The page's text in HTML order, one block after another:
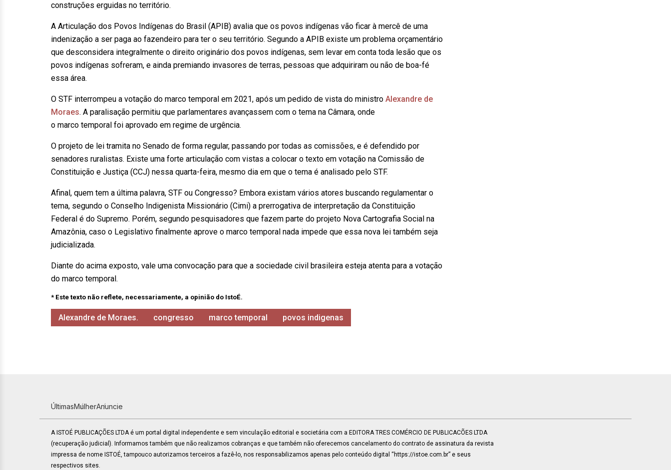
construções erguidas no território.
A Articulação dos Povos Indígenas do Brasil (APIB) avalia que os povos indígenas vão ficar à mercê de uma
indenização a ser paga ao fazendeiro para ter o seu território. Segundo a APIB existe um problema orçamentário
que desconsidera integralmente o direito originário dos povos indígenas, sem levar em conta toda lesão que os
povos indígenas sofreram, e ainda premiando invasores de terras, pessoas que adquiriram ou não de boa-fé
essa área.
O STF interrompeu a votação do marco temporal em 2021, após um pedido de vista do ministro Alexandre de
Moraes. A paralisação permitiu que parlamentares avançassem com o tema na Câmara, onde
o marco temporal foi aprovado em regime de urgência.
O projeto de lei tramita no Senado de forma regular, passando por todas as comissões, e é defendido por
senadores ruralistas. Existe uma forte articulação com vistas a colocar o texto em votação na Comissão de
Constituição e Justiça (CCJ) nessa quarta-feira, mesmo dia em que o tema é analisado pelo STF.
Afinal, quem tem a última palavra, STF ou Congresso? Embora existam vários atores buscando regulamentar o
tema, segundo o Conselho Indigenista Missionário (Cimi) a prerrogativa de interpretação da Constituição
Federal é do Supremo. Porém, segundo pesquisadores que fazem parte do projeto Nova Cartografia Social na
Amazônia, caso o Legislativo finalmente aprove o marco temporal nada impede que essa nova lei também seja
judicializada.
Diante do acima exposto, vale uma convocação para que a sociedade civil brasileira esteja atenta para a votação
do marco temporal.
* Este texto não reflete, necessariamente, a opinião do IstoÉ.
Alexandre de Moraes. congresso marco temporal povos indigenas
ÚltimasMulherAnuncie
A ISTOÉ PUBLICAÇÕES LTDA é um portal digital independente e sem vinculação editorial e societária com a EDITORA TRES COMÉRCIO DE PUBLICACÕES LTDA
(recuperação judicial). Informamos também que não realizamos cobranças e que também não oferecemos cancelamento do contrato de assinatura da revista
impressa de nome ISTOÉ, tampouco autorizamos terceiros a fazê-lo, nos responsabilizamos apenas pelo conteúdo digital “https://istoe.com.br” e seus
respectivos sites.